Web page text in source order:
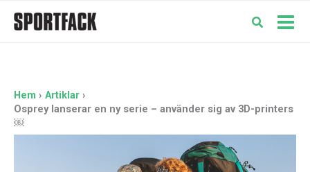
Hem
Artiklar
Osprey lanserar en ny serie – använder sig av 3D-printers
￼